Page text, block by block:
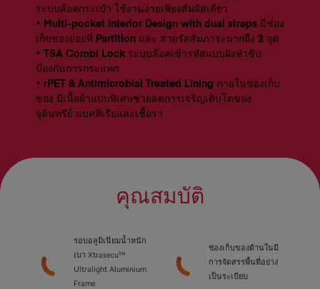
ระบบล๊อคกระเป๋า ใช้งานง่ายเพียงสัมผัสเดียว
• Multi-pocket Interior Design with dual straps มีช่อง
เก็บของย่อยที่ Partition และ สายรัดสัมภาระมากถึง 2 จุด
• TSA Combi Lock ระบบล๊อคเข้ารหัสแบบฝังหัวซิบ
ป้องกันการกระแทก
• rPET & Antimicrobial Treated Lining ภายในช่องเก็บ
ของ มีเนื้อผ้าแบบพิเศษช่วยลดการเจริญเติบโตของ
จุลินทรีย์ แบคทีเรียและเชื้อรา
คุณสมบัติ
รอบอลูมิเนียมน้ำหนัก
เบา Xtrasecu™
Ultralight Aluminium
Frame
ช่องเก็บของด้านในมี
การจัดสรรพื้นที่อย่าง
เป็นระเบียบ